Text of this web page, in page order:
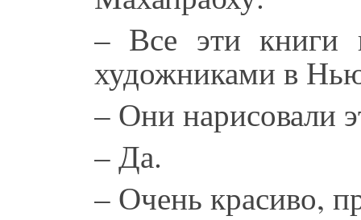
– Все эти книги
художниками в
– Они нарисовали
– Да.
– Очень красиво,